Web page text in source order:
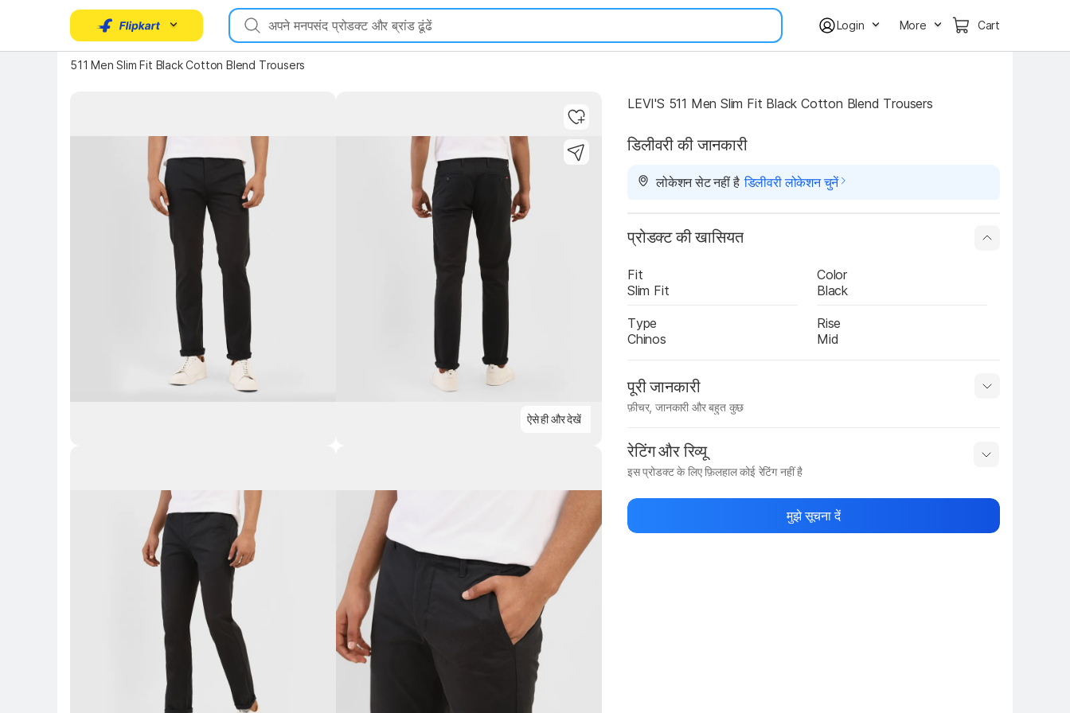
Login More Cart
511 Men Slim Fit Black Cotton Blend Trousers
ऐसे ही और देखें
Key Highlights
LEVI'S 511 Men Slim Fit Black Cotton Blend Trousers
डिलीवरी की जानकारी
लोकेशन सेट नहीं है डिलीवरी लोकेशन चुनें
प्रोडक्ट की खासियत
Fit
Slim Fit
Color
Black
Type
Chinos
Rise
Mid
पूरी जानकारी
फ़ीचर, जानकारी और बहुत कुछ
मैन्युफ़ैक्चरर का नाम
रेटिंग और रिव्यू
इस प्रोडक्ट के लिए फ़िलहाल कोई रेटिंग नहीं है
प्रोडक्ट को सबसे पहले रेटिंग दें
मुझे सूचना दें